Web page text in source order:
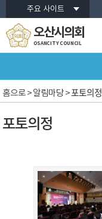
본문바로가기주요 사이트
오산시의회
OSANCITY COUNCIL
포토의정
홈으로> 알림마당 >포토의정